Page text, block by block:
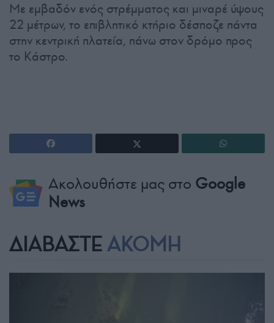
Με εμβαδόν ενός στρέμματος και μιναρέ ύψους
22 μέτρων, το επιβλητικό κτήριο δέσποζε πάντα
στην κεντρική πλατεία, πάνω στον δρόμο προς
το Κάστρο.
Ακολουθήστε μας στο Google
News
ΔΙΑΒΑΣΤΕ ΑΚΟΜΗ